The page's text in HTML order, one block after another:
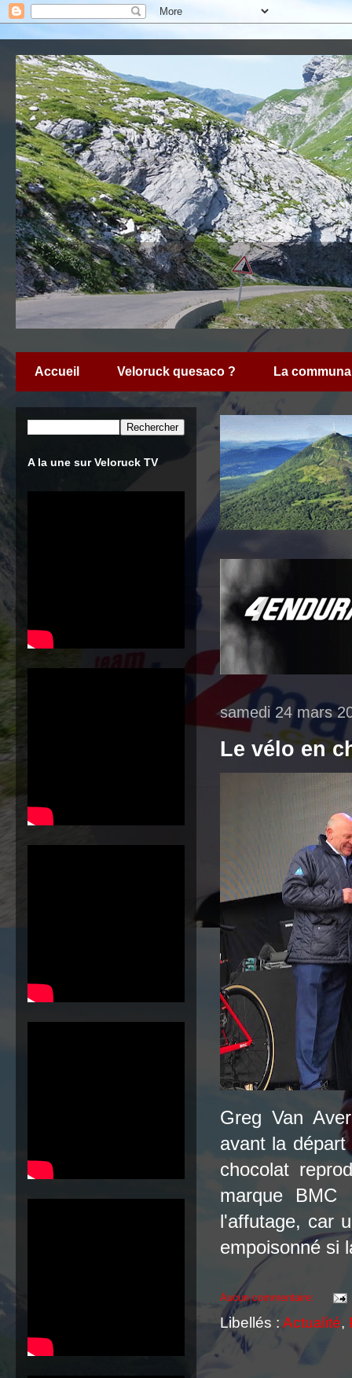
Accueil Veloruck quesaco ? La
samedi 24 mars
Le vélo en
Greg Van
avant la
chocolat
marque
l'affutage, car
empoisonné si
Aucun commentaire:
Libellés : Actualité,
A la une sur Veloruck TV